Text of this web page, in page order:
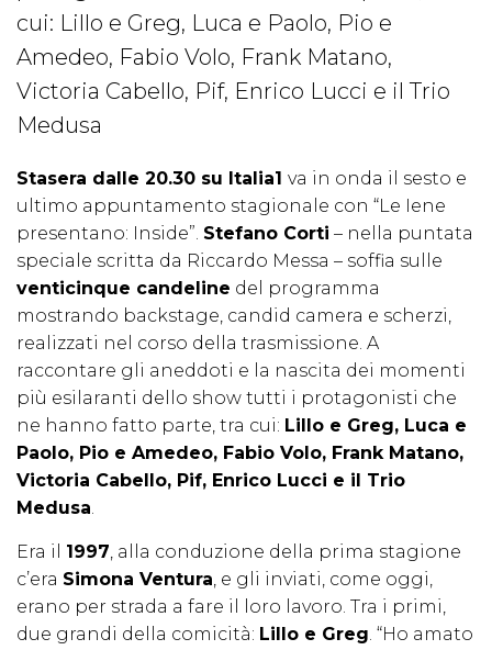
cui: Lillo e Greg, Luca e Paolo, Pio e
Amedeo, Fabio Volo, Frank Matano,
Victoria Cabello, Pif, Enrico Lucci e il Trio
Medusa
Stasera dalle 20.30 su Italia1 va in onda il sesto e
ultimo appuntamento stagionale con “Le Iene
presentano: Inside”. Stefano Corti – nella puntata
speciale scritta da Riccardo Messa – soffia sulle
venticinque candeline del programma
mostrando backstage, candid camera e scherzi,
realizzati nel corso della trasmissione. A
raccontare gli aneddoti e la nascita dei momenti
più esilaranti dello show tutti i protagonisti che
ne hanno fatto parte, tra cui: Lillo e Greg, Luca e
Paolo, Pio e Amedeo, Fabio Volo, Frank Matano,
Victoria Cabello, Pif, Enrico Lucci e il Trio
Medusa.
Era il 1997, alla conduzione della prima stagione
c’era Simona Ventura, e gli inviati, come oggi,
erano per strada a fare il loro lavoro. Tra i primi,
due grandi della comicità: Lillo e Greg. “Ho amato